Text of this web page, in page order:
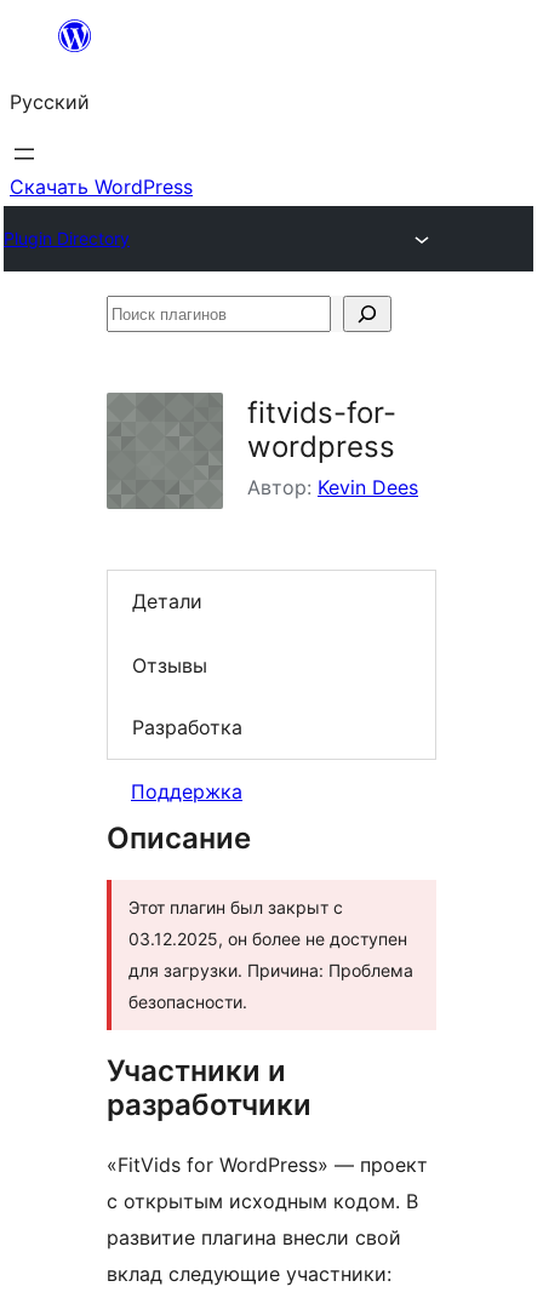
Перейти
содержимому
Русский
Скачать WordPress
Plugin Directory
Поиск
fitvids-for-
wordpress
Автор: Kevin Dees
Детали
Отзывы
Разработка
Поддержка
Описание
Этот плагин был закрыт с
03.12.2025, он более не доступен
для загрузки. Причина: Проблема
безопасности.
Участники и
разработчики
«FitVids for WordPress» — проект
с открытым исходным кодом. В
развитие плагина внесли свой
вклад следующие участники: